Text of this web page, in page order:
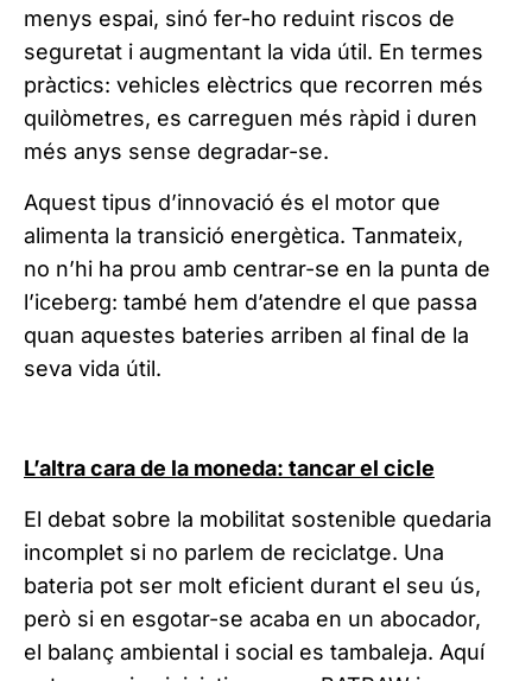
menys espai, sinó fer-ho reduint riscos de
seguretat i augmentant la vida útil. En termes
pràctics: vehicles elèctrics que recorren més
quilòmetres, es carreguen més ràpid i duren
més anys sense degradar-se.
Aquest tipus d’innovació és el motor que
alimenta la transició energètica. Tanmateix,
no n’hi ha prou amb centrar-se en la punta de
l’iceberg: també hem d’atendre el que passa
quan aquestes bateries arriben al final de la
seva vida útil.
L’altra cara de la moneda: tancar el cicle
El debat sobre la mobilitat sostenible quedaria
incomplet si no parlem de reciclatge. Una
bateria pot ser molt eficient durant el seu ús,
però si en esgotar-se acaba en un abocador,
el balanç ambiental i social es tambaleja. Aquí